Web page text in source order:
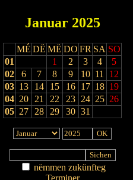
Januar 2025
MÉ DË MË DO FR SA SO
01
1 2 3 4
5
02
6 7 8 9 10 11
12
03 13 14 15 16 17 18 19
04 20 21 22 23 24 25 26
05 27 28 29 30 31
nëmmen zukünfteg
Terminer